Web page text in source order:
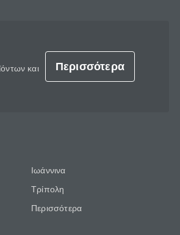
και
Περισσότερα
Ιωάννινα
Τρίπολη
Περισσότερα